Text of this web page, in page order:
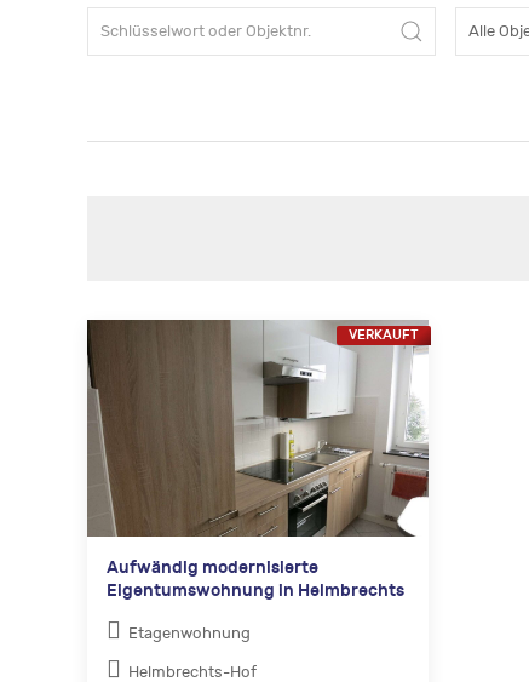
Aufwändig modernisierte
Eigentumswohnung in Helmbrechts
Etagenwohnung
Helmbrechts-Hof
VERKAUFT